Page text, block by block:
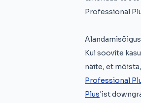
Professional
Kui soovite
näite, et
Professional
Plus'ist